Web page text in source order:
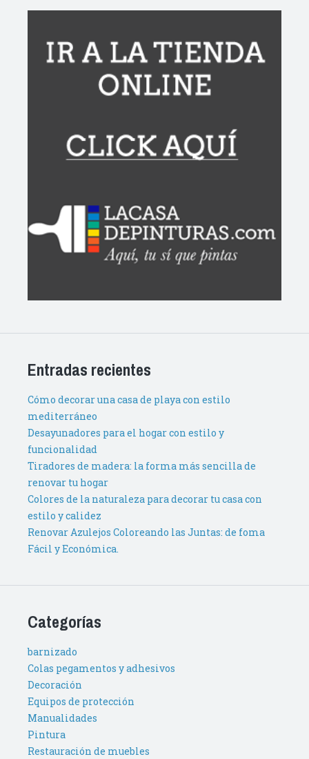
Entradas recientes
Cómo decorar una casa de playa con estilo
mediterráneo
Desayunadores para el hogar con estilo y
funcionalidad
Tiradores de madera: la forma más sencilla de
renovar tu hogar
Colores de la naturaleza para decorar tu casa con
estilo y calidez
Renovar Azulejos Coloreando las Juntas: de foma
Fácil y Económica.
Categorías
barnizado
Colas pegamentos y adhesivos
Decoración
Equipos de protección
Manualidades
Pintura
Restauración de muebles